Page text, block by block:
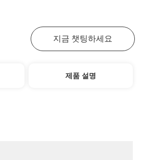
지금 챗팅하세요
제품 설명